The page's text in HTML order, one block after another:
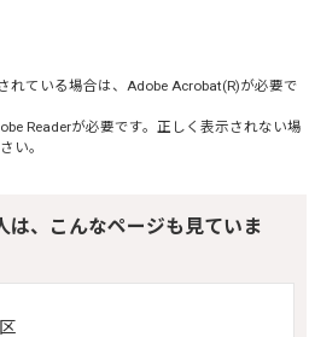
れている場合は、Adobe Acrobat(R)が必要で
Readerが必要です。正しく表示されない場
い。
は、こんなページも見ていま